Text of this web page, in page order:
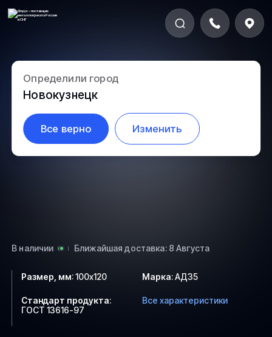
Определили город
Новокузнецк
Все верно Изменить
57.1-10820
В наличии Ближайшая доставка: 8 Августа
Размер, мм:100х120 Марка:АД35
Стандарт продукта:
ГОСТ 13616-97
Все характеристики